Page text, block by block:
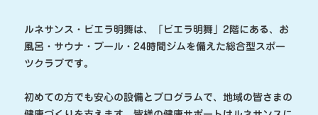
ルネサンス・ビエラ明舞は、「ビエラ明舞」2階にある、お
風呂・サウナ・プール・24時間ジムを備えた総合型スポー
ツクラブです。
初めての方でも安心の設備とプログラムで、地域の皆さまの